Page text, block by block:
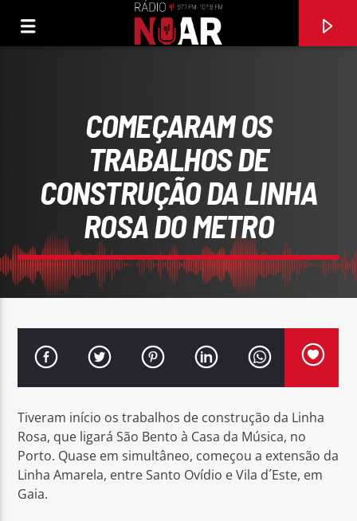
FAIXA ATUAL
EU SÓ QUERO SER FELIZ
TOKA & DANÇA
Rádio No ar
COMEÇARAM OS
TRABALHOS DE
CONSTRUÇÃO DA LINHA
ROSA DO METRO
Tiveram início os trabalhos de construção da Linha
Rosa, que ligará São Bento à Casa da Música, no
Porto. Quase em simultâneo, começou a extensão da
Linha Amarela, entre Santo Ovídio e Vila d´Este, em
Gaia.